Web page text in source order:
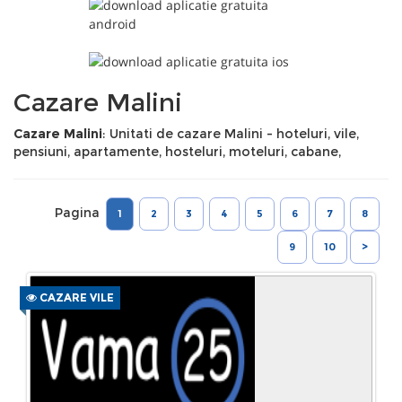
Cazare Malini
Cazare Malini: Unitati de cazare Malini - hoteluri, vile,
pensiuni, apartamente, hosteluri, moteluri, cabane,
Pagina 1 2 3 4 5 6 7 8
9 10 >
CAZARE VILE